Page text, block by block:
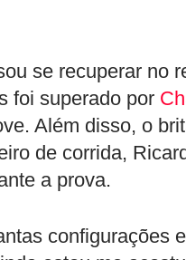
se recuperar no
foi superado por
Além disso, o
de corrida,
a prova.
configurações